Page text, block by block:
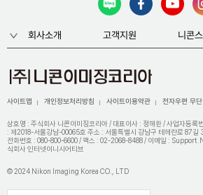
회사소개 고객지원 니콘
사이트맵 개인정보처리방침 사이트이용약관 전자우편 무
상호명 : 주식회사 니콘이미징코리아 / 대표이사 : 정해환 / 사업자등록
: 제2018-서울강남-00065호 주소 : 서울특별시 강남구 테헤란로 87
전화번호 : 080-800-6600 / 팩스 : 02-2068-8488 / 이메일 :
식회사 인터넷이니시어티브
© 2024 Nikon Imaging Korea CO., LTD